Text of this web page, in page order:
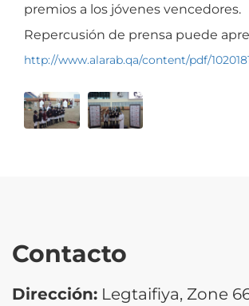
premios a los jóvenes vencedores.
Repercusión de prensa puede
http://www.alarab.qa/content/pdf/
Contacto
Dirección: Legtaifiya, Zone